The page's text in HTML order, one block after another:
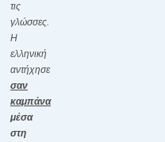
τις
γλώσσες.
Η
ελληνική
αντήχησε
σαν
καμπάνα
μέσα
στη